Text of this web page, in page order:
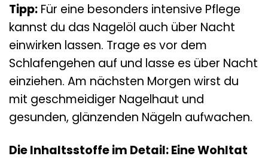
Tipp: Für eine besonders intensive Pflege
kannst du das Nagelöl auch über Nacht
einwirken lassen. Trage es vor dem
Schlafengehen auf und lasse es über Nacht
einziehen. Am nächsten Morgen wirst du
mit geschmeidiger Nagelhaut und
gesunden, glänzenden Nägeln aufwachen.
Die Inhaltsstoffe im Detail: Eine Wohltat